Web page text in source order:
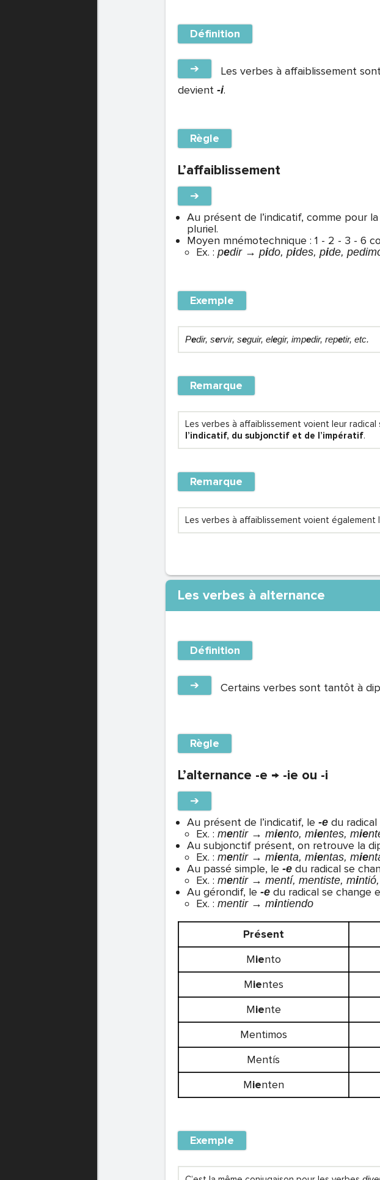
Définition
➔ Les verbes à affaiblissement
devient-i.
Règle
L’affaiblissement
➔
Au présent de l’indicatif, comme pour
pluriel.
Moyen mnémotechnique : 1 - 2 - 3 - 6
Ex. : pedir → pido, pides, pide,
Exemple
Pedir, servir, seguir, elegir, impedir, repetir, etc.
Remarque
Les verbes à affaiblissement voient leur
l’indicatif, du subjonctif et de l’impératif.
Remarque
Les verbes à affaiblissement voient
Les verbes à alternance
Définition
➔ Certains verbes sont tantôt à
Règle
L’alternance -e → -ie ou -i
➔
Au présent de l’indicatif, le -edu radical
Ex. : mentir → miento, mientes, mie
Au subjonctif présent, on retrouve la
Ex. : mentir → mienta, mientas, mie
Au passé simple, le -edu radical se
Ex. : mentir → mentí, mentiste, mi
Au gérondif, le -edu radical se change
Ex. : mentir → mintiendo
Présent
Miento
Mientes
Miente
Mentimos
Mentís
Mienten
Exemple